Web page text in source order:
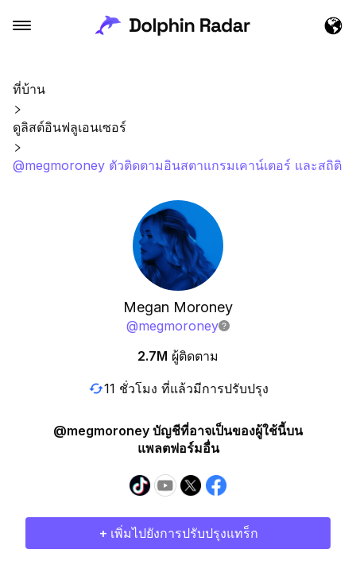
ที่บ้าน
ดูลิสต์อินฟลูเอนเซอร์
@megmoroney ตัวติดตามอินสตาแกรมเคาน์เตอร์ และสถิติ
Megan Moroney
@megmoroney
2.7M ผู้ติดตาม
11 ชั่วโมง ที่แล้วมีการปรับปรุง
@megmoroney บัญชีที่อาจเป็นของผู้ใช้นี้บน
แพลตฟอร์มอื่น
+ เพิ่มไปยังการปรับปรุงแทร็ก